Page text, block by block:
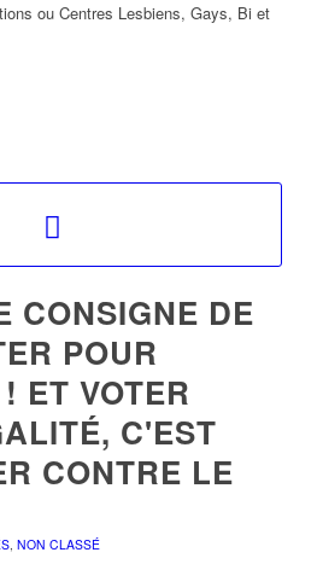
ou Centres Lesbiens, Gays, Bi et
CONSIGNE DE
POUR
ET VOTER
C'EST
CONTRE LE
, NON CLASSÉ